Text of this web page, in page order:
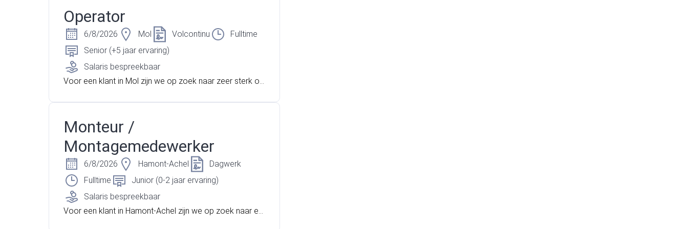
aan de slag gaat? Dan is dit misschien wel precies de uit
daging die jij zoekt. Lees snel verder!
Operator
6/8/2026 Mol Volcontinu
Fulltime
Senior (+5 jaar ervaring)
Salaris bespreekbaar
Voor een klant in Mol zijn we op zoek naar zeer sterk on
ator? Wil je graag werken in een 3 ploegen systeem? Da
Monteur /
Montagemedewerker
6/8/2026 Hamont-Achel
Dagwerk
Fulltime
Junior (0-2 jaar ervaring)
Salaris bespreekbaar
Voor een klant in Hamont-Achel zijn we op zoek naar ee